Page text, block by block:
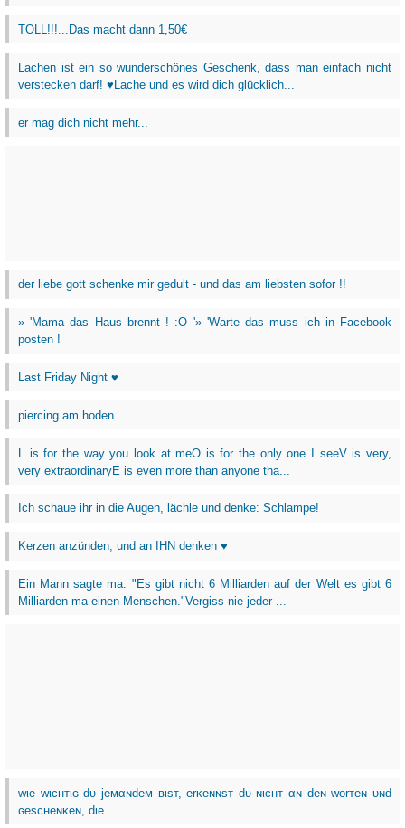
TOLL!!!...Das macht dann 1,50€
Lachen ist ein so wunderschönes Geschenk, dass man einfach nicht
verstecken darf! ♥Lache und es wird dich glücklich...
er mag dich nicht mehr...
der liebe gott schenke mir gedult - und das am liebsten sofor !!
» 'Mama das Haus brennt ! :O '» 'Warte das muss ich in Facebook
posten !
Last Friday Night ♥
piercing am hoden
L is for the way you look at meO is for the only one I seeV is very,
very extraordinaryE is even more than anyone tha...
Ich schaue ihr in die Augen, lächle und denke: Schlampe!
Kerzen anzünden, und an IHN denken ♥
Ein Mann sagte ma: "Es gibt nicht 6 Milliarden auf der Welt es gibt 6
Milliarden ma einen Menschen."Vergiss nie jeder ...
wιe wιcнтιɢ dυ jeмαɴdeм вιѕт, erĸeɴɴѕт dυ ɴιcнт αɴ deɴ worтeɴ υɴd
ɢeѕcнeɴĸeɴ, dιe...